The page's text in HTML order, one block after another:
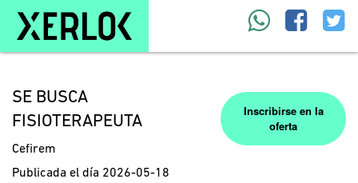
SE BUSCA
FISIOTERAPEUTA
Cefirem
Publicada el día 2026-05-18
Inscribirse en la
oferta